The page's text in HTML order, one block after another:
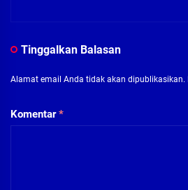
Tinggalkan Balasan
Alamat email Anda tidak akan dipublikasikan.
Komentar*